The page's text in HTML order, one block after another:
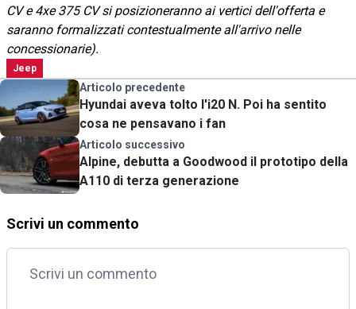
CV e 4xe 375 CV si posizioneranno ai vertici dell'offerta e
saranno formalizzati contestualmente all'arrivo nelle
concessionarie).
Jeep
Articolo precedente
Hyundai aveva tolto l'i20 N. Poi ha sentito
cosa ne pensavano i fan
Articolo successivo
Alpine, debutta a Goodwood il prototipo della
A110 di terza generazione
Scrivi un commento